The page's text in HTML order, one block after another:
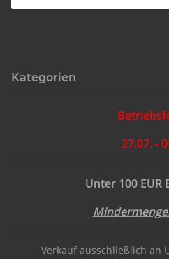
Kategorien
27.07. -
Unter 100 EUR
Verkauf ausschließlich an